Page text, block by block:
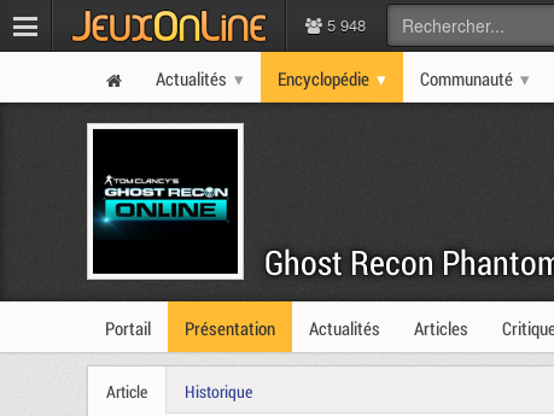
5 948
Actualités Encyclopédie Communauté
Ghost Recon
Portail Présentation Actualités Articles
Article Historique